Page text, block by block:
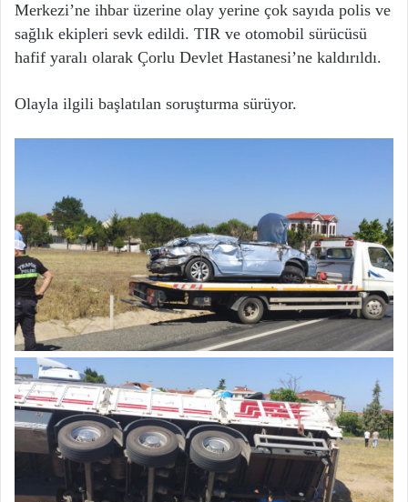
Merkezi’ne ihbar üzerine olay yerine çok sayıda polis ve
sağlık ekipleri sevk edildi. TIR ve otomobil sürücüsü
hafif yaralı olarak Çorlu Devlet Hastanesi’ne kaldırıldı.
Olayla ilgili başlatılan soruşturma sürüyor.